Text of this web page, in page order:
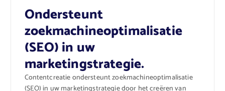
Ondersteunt
zoekmachineoptimalisatie
(SEO) in uw
marketingstrategie.
Contentcreatie ondersteunt zoekmachineoptimalisatie